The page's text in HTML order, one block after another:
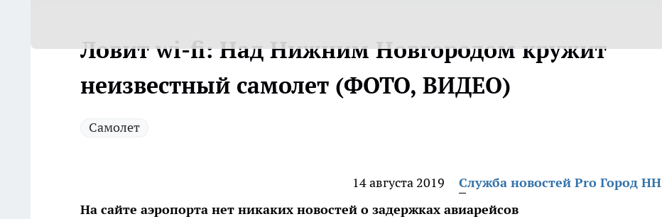
Ловит wi-fi: Над Нижним Новгородом кружит
неизвестный самолет (ФОТО, ВИДЕО)
Самолет
14 августа 2019
Служба новостей Pro Город НН
На сайте аэропорта нет никаких новостей о задержках авиарейсов